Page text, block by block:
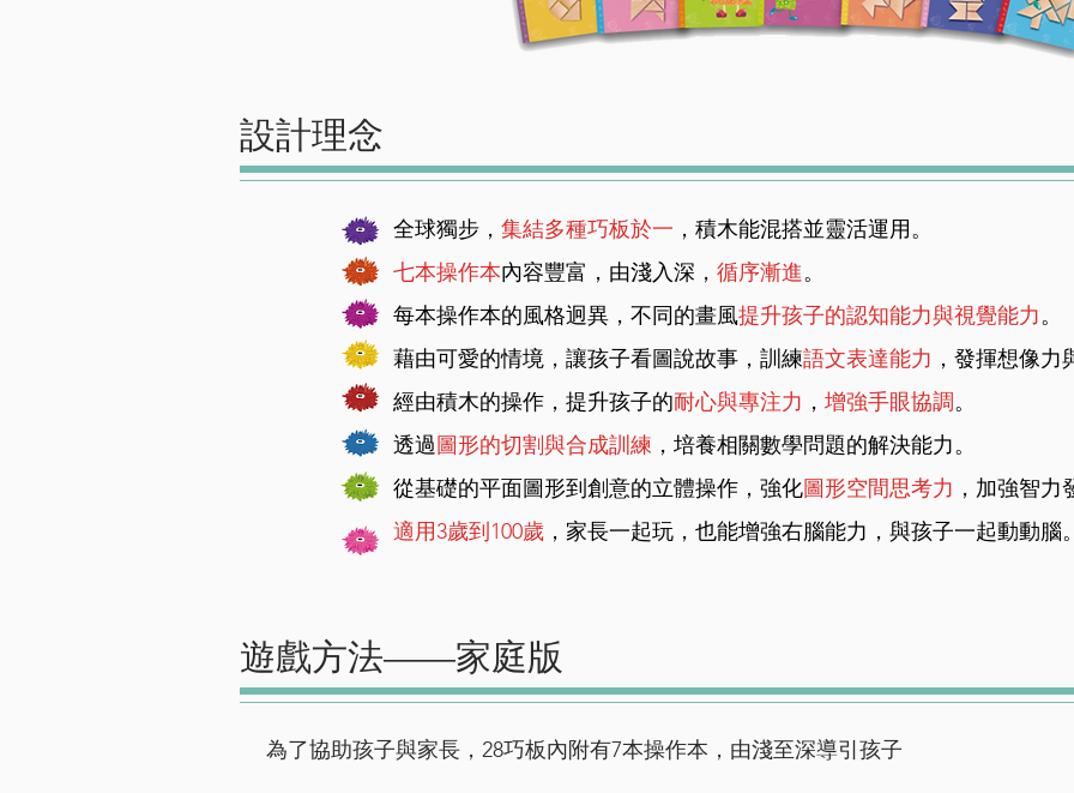
​設計理念
全球獨步， 集結多種巧板於⼀ ，積⽊能混搭並靈活運⽤。
七本操作本內容豐富，由淺入深， 循序漸進。
每本操作本的風格迥異，不同的畫風提升孩⼦的認知能⼒與視覺能⼒。
藉由可愛的情境，讓孩⼦看圖說故事，訓練語⽂表達能⼒ ，發揮想像⼒
經由積⽊的操作，提升孩⼦的耐⼼與專注⼒ ， 增強⼿眼協調。
透過圖形的切割與合成訓練 ，培養相關數學問題的解決能⼒。
從基礎的平⾯圖形到創意的立體操作，強化圖形空間思考⼒ ，加強智⼒
適⽤3歲到100歲 ，家長⼀起玩，也能增強右腦能⼒，與孩⼦⼀起動動腦。
遊戲方法——家庭版
為了協助孩子與家長，28巧板內附有7本操作本，由淺至深導引孩子